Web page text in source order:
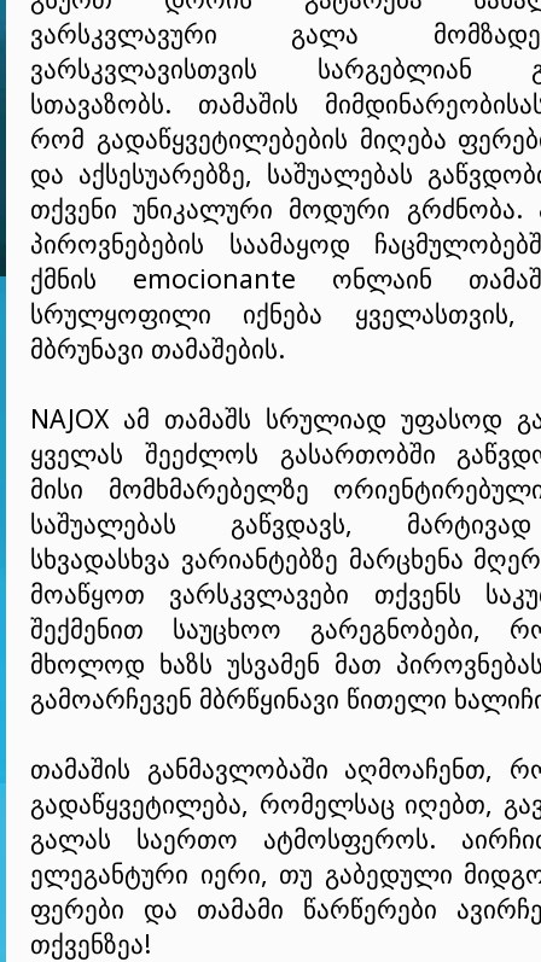
ვარსკვლავური გალა
ვარსკვლავისთვის სარგებლიან
სთავაზობს. თამაშის
რომ გადაწყვეტილებების მიღება
და აქსესუარებზე, საშუალებას
თქვენი უნიკალური მოდური გრძნობა.
პიროვნებების საამაყოდ
ქმნის emocionante ონლაინ
სრულყოფილი იქნება ყველასთვის,
მბრუნავი თამაშების.
NAJOX ამ თამაშს სრულიად უფასოდ
ყველას შეეძლოს გასართობში
მისი მომხმარებელზე
საშუალებას გაწვდავს,
სხვადასხვა ვარიანტებზე მარცხენა
მოაწყოთ ვარსკვლავები თქვენს
შექმენით საუცხოო გარეგნობები,
მხოლოდ ხაზს უსვამენ მათ
გამოარჩევენ მბრწყინავი წითელი
თამაშის განმავლობაში აღმოაჩენთ,
გადაწყვეტილება, რომელსაც იღებთ,
გალას საერთო ატმოსფეროს.
ელეგანტური იერი, თუ გაბედული
ფერები და თამამი წარწერები
თქვენზეა!